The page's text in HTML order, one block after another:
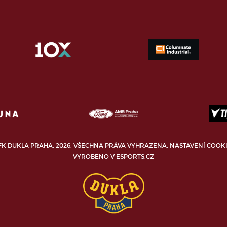
DUKLA PRAHA, 2026. VŠECHNA PRÁVA VYHRAZENA, NASTAVENÍ
VYROBENO V ESPORTS.CZ